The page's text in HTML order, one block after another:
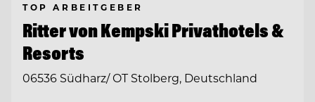
TOP ARBEITGEBER
Ritter von Kempski Privathotels &
Resorts
06536 Südharz/ OT Stolberg, Deutschland